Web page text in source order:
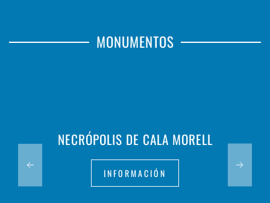
MONUMENTOS
NECRÓPOLIS DE CALA MORELL
INFORMACIÓN